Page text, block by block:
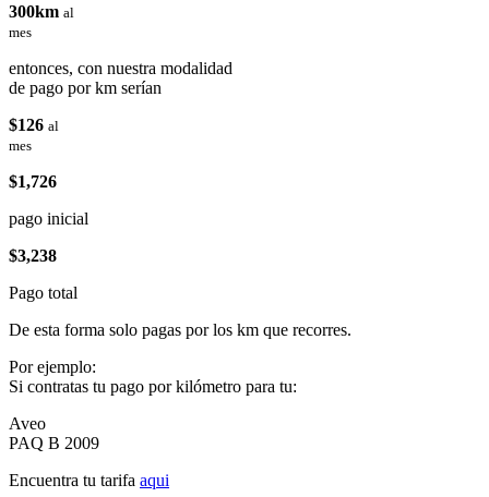
300km al
mes
entonces, con nuestra modalidad
de pago por km serían
$126 al
mes
$1,726
pago inicial
$3,238
Pago total
De esta forma solo pagas por los km que recorres.
Por ejemplo:
Si contratas tu pago por kilómetro para tu:
Aveo
PAQ B 2009
Encuentra tu tarifa aqui